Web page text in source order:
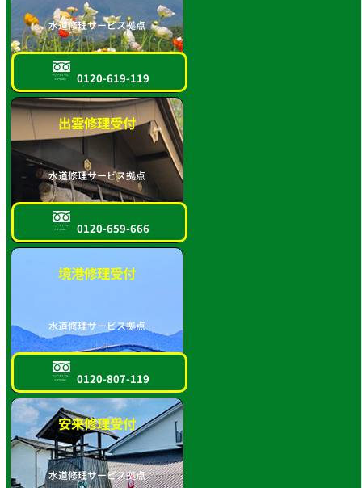
水道修理サービス拠点
フリーダイヤル
スマホOK!! 0120-619-119
出雲修理受付
水道修理サービス拠点
フリーダイヤル
スマホOK!! 0120-659-666
境港修理受付
水道修理サービス拠点
フリーダイヤル
スマホOK!! 0120-807-119
安来修理受付
水道修理サービス拠点